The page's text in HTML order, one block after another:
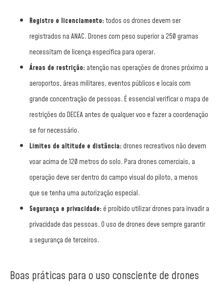
Registro e licenciamento:todos os drones devem ser
registrados na ANAC. Drones com peso superior a 250 gramas
necessitam de licença específica para operar.
Áreas de restrição: atenção nas operações de drones próximo a
aeroportos, áreas militares, eventos públicos e locais com
grande concentração de pessoas. É essencial verificar o mapa de
restrições do DECEA antes de qualquer voo e fazer a coordenação
se for necessário.
Limites de altitude e distância:drones recreativos não devem
voar acima de 120 metros do solo. Para drones comerciais, a
operação deve ser dentro do campo visual do piloto, a menos
que se tenha uma autorização especial.
Segurança e privacidade:é proibido utilizar drones para invadir a
privacidade das pessoas. O uso de drones deve sempre garantir
a segurança de terceiros.
Boas práticas para o uso consciente de drones